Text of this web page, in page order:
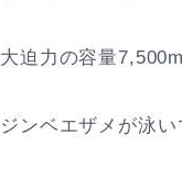
大迫力の容量
ジンベエザメが泳